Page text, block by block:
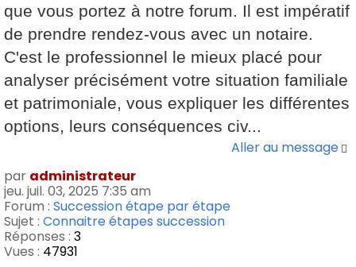
que vous portez à notre forum. Il est impératif
de prendre rendez-vous avec un notaire.
C'est le professionnel le mieux placé pour
analyser précisément votre situation familiale
et patrimoniale, vous expliquer les différentes
options, leurs conséquences civ...
Aller au message
par administrateur
jeu. juil. 03, 2025 7:35 am
Forum : Succession étape par étape
Sujet : Connaitre étapes succession
Réponses : 3
Vues : 47931